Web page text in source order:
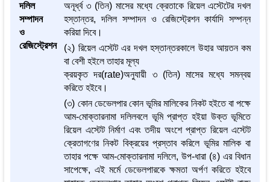
দলিল
সম্পাদন
ও
রেজিস্ট্রেশন
অনূর্ধ্ব ৩ (তিন) মাসের মধ্যে ক্রেতাকে রিয়েল এস্টেটের দখল
হস্তান্তর, দলিল সম্পাদন ও রেজিস্ট্রেশন কার্যাদি সম্পন্ন
করিয়া দিবে।
(২) রিয়েল এস্টেট এর দখল হস্তান্তরকালে উহার আয়তন কম
বা বেশী হইলে তাহার মূল্য
ক্রয়কৃত দর(rate)অনুযায়ী ৩ (তিন) মাসের মধ্যে সমন্বয়
করিতে হইবে।
(৩) কোন ডেভেলপার কোন ভূমির মালিকের নিকট হইতে বা পক্ষে
আম-মোক্তারনামা দলিলবলে ভূমি প্রাপ্ত হইয়া উক্ত ভূমিতে
রিয়েল এস্টেট নির্মাণ এবং তদীয় অংশে প্রাপ্ত রিয়েল এস্টেট
ক্রেতাগণের নিকট বিক্রয়ের প্রস্তাব করিলে ভূমির মালিক বা
তাহার পক্ষে আম-মোক্তারনামা দলিলে, উপ-ধারা (৪) এর বিধান
সাপেক্ষে, এই মর্মে ডেভেলপারকে ক্ষমতা অর্পণ করিতে হইবে